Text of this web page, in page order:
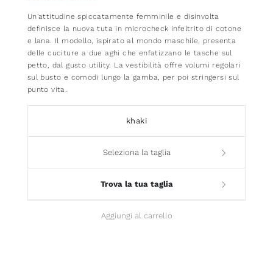
Un'attitudine spiccatamente femminile e disinvolta
definisce la nuova tuta in microcheck infeltrito di cotone
e lana. Il modello, ispirato al mondo maschile, presenta
delle cuciture a due aghi che enfatizzano le tasche sul
petto, dal gusto utility. La vestibilità offre volumi regolari
sul busto e comodi lungo la gamba, per poi stringersi sul
punto vita.
khaki
Seleziona la taglia
Trova la tua taglia
Aggiungi al carrello